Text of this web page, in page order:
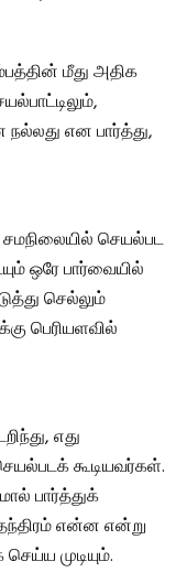
மீது அதிக
என பார்த்து,
சமநிலையில் செயல்பட
ஒரே பார்வையில்
செல்லும்
பெரியளவில்
எது
கூடியவர்கள்.
பார்த்துக்
என்ன என்று
முடியும்.